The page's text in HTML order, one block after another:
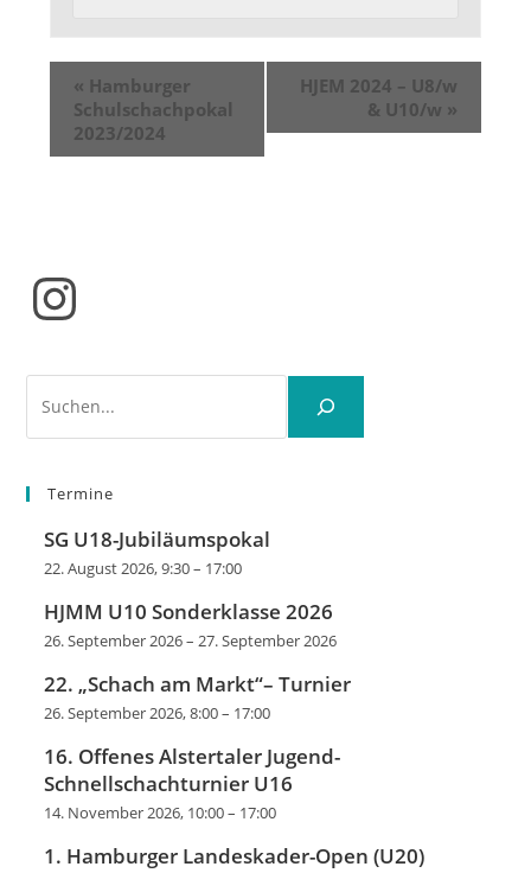
« Hamburger
Schulschachpokal
2023/2024
HJEM 2024 – U8/w
& U10/w »
Instagram
Termine
SG U18-Jubiläumspokal
22. August 2026, 9:30– 17:00
HJMM U10 Sonderklasse 2026
26. September 2026–27. September 2026
22. „Schach am Markt“– Turnier
26. September 2026, 8:00– 17:00
16. Offenes Alstertaler Jugend-
Schnellschachturnier U16
14. November 2026, 10:00– 17:00
1. Hamburger Landeskader-Open (U20)